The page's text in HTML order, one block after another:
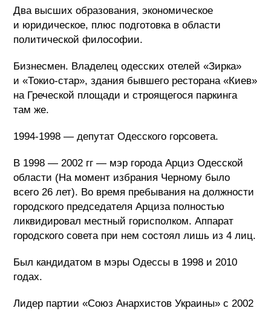
Два высших образования, экономическое
и юридическое, плюс подготовка в области
политической философии.
Бизнесмен. Владелец одесских отелей «Зирка»
и «Токио-стар», здания бывшего ресторана «Киев»
на Греческой площади и строящегося паркинга
там же.
1994-1998 — депутат Одесского горсовета.
В 1998 — 2002 гг — мэр города Арциз Одесской
области (На момент избрания Черному было
всего 26 лет). Во время пребывания на должности
городского председателя Арциза полностью
ликвидировал местный горисполком. Аппарат
городского совета при нем состоял лишь из 4 лиц.
Был кандидатом в мэры Одессы в 1998 и 2010
годах.
Лидер партии «Союз Анархистов Украины» с 2002